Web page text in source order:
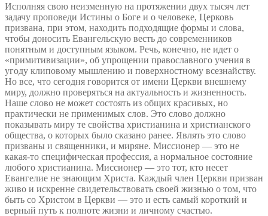
Исполняя свою неизменную на протяжении двух тысяч лет
задачу проповеди Истины о Боге и о человеке, Церковь
призвана, при этом, находить подходящие формы и слова,
чтобы доносить Евангельскую весть до современников
понятным и доступным языком. Речь, конечно, не идет о
«примитивизации», об упрощении православного учения в
угоду клиповому мышлению и поверхностному всезнайству.
Но все, что сегодня говорится от имени Церкви внешнему
миру, должно проверяться на актуальность и жизненность.
Наше слово не может состоять из общих красивых, но
практически не применимых слов. Это слово должно
показывать миру те свойства христианина и христианского
общества, о которых было сказано ранее. Являть это слово
призваны и священники, и миряне. Миссионер — это не
какая-то специфическая профессия, а нормальное состояние
любого христианина. Миссионер — это тот, кто несет
Евангелие не знающим Христа. Каждый член Церкви призван
живо и искренне свидетельствовать своей жизнью о том, что
быть со Христом в Церкви — это и есть самый короткий и
верный путь к полноте жизни и личному счастью.